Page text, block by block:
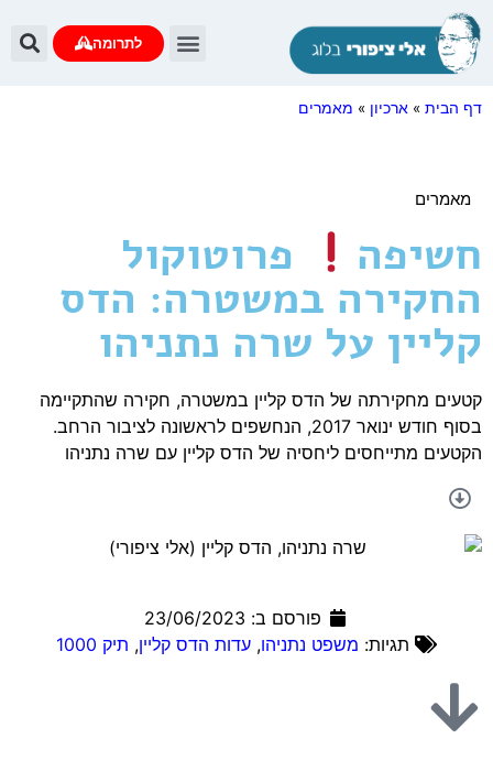
לתרומה
דף הבית » ארכיון » מאמרים
מאמרים
חשיפה פרוטוקול
החקירה במשטרה: הדס
קליין על שרה נתניהו
קטעים מחקירתה של הדס קליין במשטרה, חקירה שהתקיימה
בסוף חודש ינואר 2017, הנחשפים לראשונה לציבור הרחב.
הקטעים מתייחסים ליחסיה של הדס קליין עם שרה נתניהו
פורסם ב: 23/06/2023
תגיות: משפט נתניהו, עדות הדס קליין, תיק 1000